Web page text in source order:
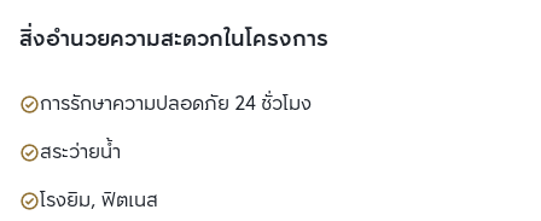
สิ่งอำนวยความสะดวกในโครงการ
การรักษาความปลอดภัย 24 ชั่วโมง
สระว่ายน้ำ
โรงยิม, ฟิตเนส